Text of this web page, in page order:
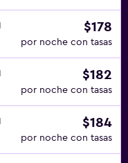
$178
por noche con tasas
$182
por noche con tasas
$184
por noche con tasas